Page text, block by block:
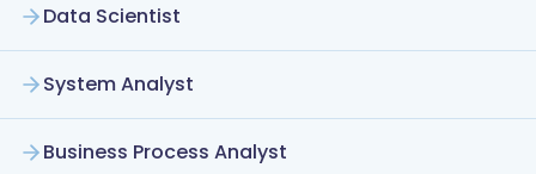
Data Scientist
System Analyst
Business Process Analyst